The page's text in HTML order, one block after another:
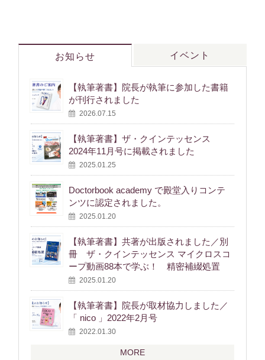
お知らせ イベント
【執筆著書】院長が執筆に参加した書籍
が刊行されました
2026.07.15
【執筆著書】ザ・クインテッセンス
2024年11月号に掲載されました
2025.01.25
Doctorbook academy で殿堂入りコンテ
ンツに認定されました。
2025.01.20
【執筆著書】共著が出版されました／別
冊 ザ・クインテッセンス マイクロスコ
ープ動画88本で学ぶ！ 精密補綴処置
2025.01.20
【執筆著書】院長が取材協力しました／
「 nico 」2022年2月号
2022.01.30
MORE